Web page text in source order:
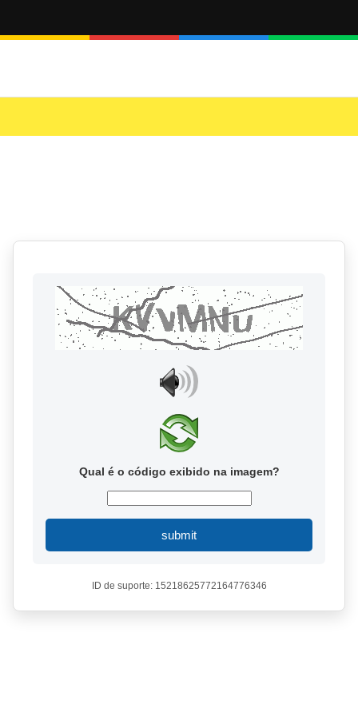
Qual é o código exibido na imagem?
submit
ID de suporte: 15218625772164776346